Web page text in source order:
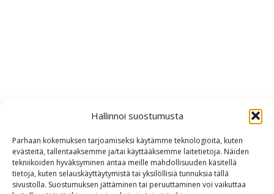
Hallinnoi suostumusta
Parhaan kokemuksen tarjoamiseksi käytämme teknologioita, kuten
evästeitä, tallentaaksemme ja/tai käyttääksemme laitetietoja. Näiden
tekniikoiden hyväksyminen antaa meille mahdollisuuden käsitellä
tietoja, kuten selauskäyttäytymistä tai yksilöllisiä tunnuksia tällä
sivustolla. Suostumuksen jättäminen tai peruuttaminen voi vaikuttaa